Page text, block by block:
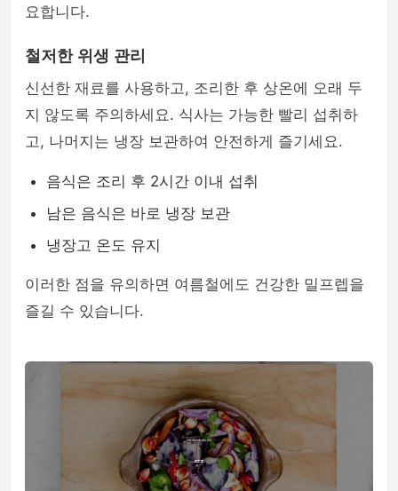
요합니다.
철저한 위생 관리
신선한 재료를 사용하고, 조리한 후 상온에 오래 두
지 않도록 주의하세요. 식사는 가능한 빨리 섭취하
고, 나머지는 냉장 보관하여 안전하게 즐기세요.
음식은 조리 후 2시간 이내 섭취
남은 음식은 바로 냉장 보관
냉장고 온도 유지
이러한 점을 유의하면 여름철에도 건강한 밀프렙을
즐길 수 있습니다.